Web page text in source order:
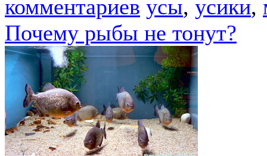
комментариев усы, усики,
Почему рыбы не тонут?